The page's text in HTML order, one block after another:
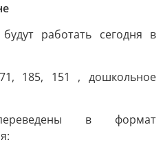
работать сегодня в
185, 151 , дошкольное
в формат